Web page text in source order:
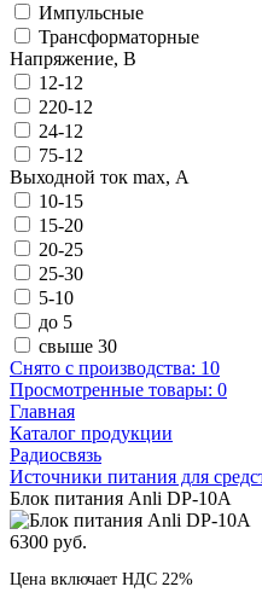
Импульсные
Трансформаторные
Напряжение, В
12-12
220-12
24-12
75-12
Выходной ток max, А
10-15
15-20
20-25
25-30
5-10
до 5
свыше 30
Снято с производства: 10
Просмотренные товары: 0
Главная
Каталог продукции
Радиосвязь
Источники питания для
Блок питания Anli DP-10A
6300 руб.
Цена включает НДС 22%